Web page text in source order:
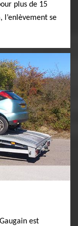
plus de 15
l’enlèvement se
est